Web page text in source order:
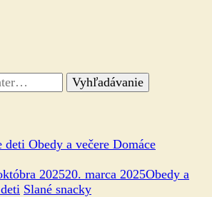
deti Obedy a večere Domáce
202520. marca 2025Obedy a
Slané snacky